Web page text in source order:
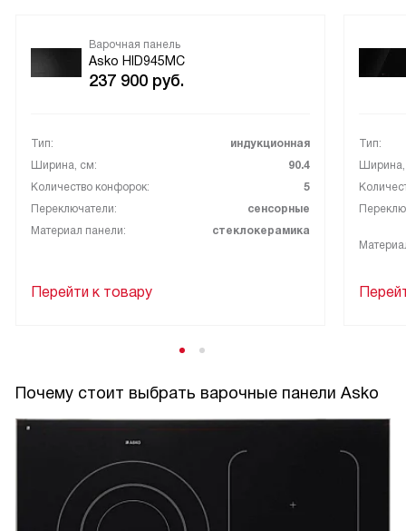
Варочная панель
Asko HID945MC
237 900 руб.
Тип:
индукционная
Ширина, см:
90.4
Количество конфорок:
5
Переключатели:
сенсорные
Материал панели:
стеклокерамика
Перейти к товару
Тип:
Почему стоит выбрать варочные панели Asko